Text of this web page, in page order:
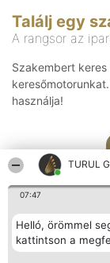
TURUL
07:47
Helló, örömmel
kattintson a
Találj egy
A rangsor az
Szakembert
használja!